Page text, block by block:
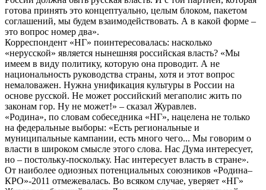
готова принять это концептуально, целым блоком, пакетом
соглашений, мы будем взаимодействовать. А в какой форме –
это вопрос номер два».
Корреспондент «НГ» поинтересовалась: насколько
«нерусской» является нынешняя российская власть? «Мы
имеем в виду политику, которую она проводит. А не
национальность руководства страны, хотя и этот вопрос
немаловажен. Нужна унификация культуры в России на
основе русской. Не может российский мегаполис жить по
законам гор. Ну не может!» – сказал Журавлев.
«Родина», по словам собеседника «НГ», нацелена не только
на федеральные выборы: «Есть региональные и
муниципальные кампании, есть много чего... Мы говорим о
власти в широком смысле этого слова. Нас Дума интересует,
но – постольку-поскольку. Нас интересует власть в стране».
От наиболее одиозных потенциальных союзников «Родина–
КРО»-2011 отмежевалась. Во всяком случае, уверяет «НГ»